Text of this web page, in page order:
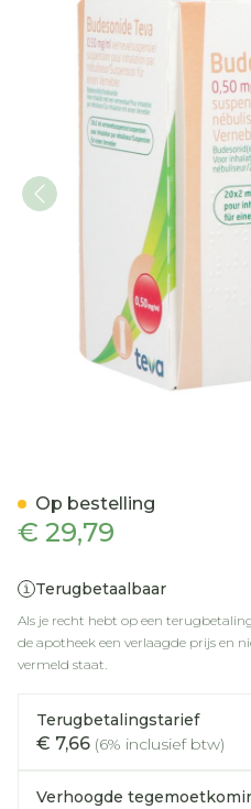
€ 29,79
Terugbetaalbaar
Als je recht hebt op een
de apotheek een verlaagde prijs en
vermeld staat.
Terugbetalingstarief
€ 7,66 (6% inclusief btw)
Verhoogde
Op bestelling